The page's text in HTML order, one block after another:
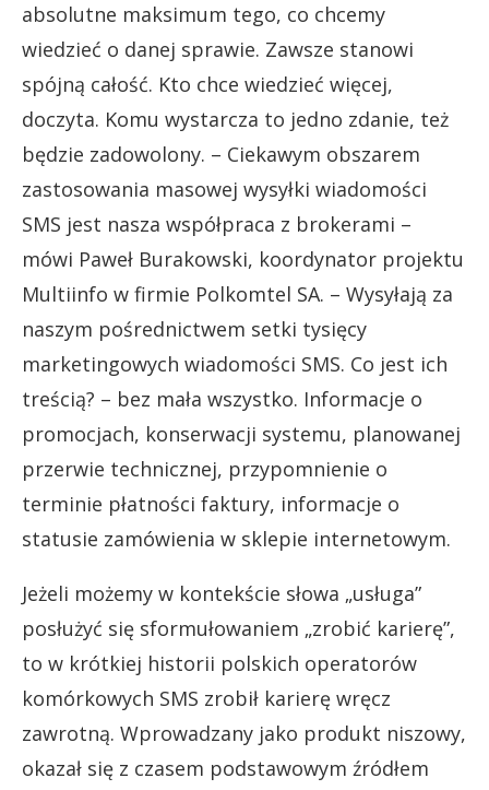
absolutne maksimum tego, co chcemy
wiedzieć o danej sprawie. Zawsze stanowi
spójną całość. Kto chce wiedzieć więcej,
doczyta. Komu wystarcza to jedno zdanie, też
będzie zadowolony. – Ciekawym obszarem
zastosowania masowej wysyłki wiadomości
SMS jest nasza współpraca z brokerami –
mówi Paweł Burakowski, koordynator projektu
Multiinfo w firmie Polkomtel SA. – Wysyłają za
naszym pośrednictwem setki tysięcy
marketingowych wiadomości SMS. Co jest ich
treścią? – bez mała wszystko. Informacje o
promocjach, konserwacji systemu, planowanej
przerwie technicznej, przypomnienie o
terminie płatności faktury, informacje o
statusie zamówienia w sklepie internetowym.
Jeżeli możemy w kontekście słowa „usługa”
posłużyć się sformułowaniem „zrobić karierę”,
to w krótkiej historii polskich operatorów
komórkowych SMS zrobił karierę wręcz
zawrotną. Wprowadzany jako produkt niszowy,
okazał się z czasem podstawowym źródłem